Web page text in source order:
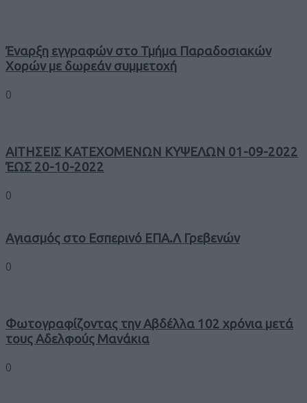
Έναρξη εγγραφών στο Τμήμα Παραδοσιακών
Χορών με δωρεάν συμμετοχή
0
ΑΙΤΗΣΕΙΣ ΚΑΤΕΧΟΜΕΝΩΝ ΚΥΨΕΛΩΝ 01-09-2022
ΈΩΣ 20-10-2022
0
Αγιασμός στο Εσπερινό ΕΠΑ.Λ Γρεβενών
0
Φωτογραφίζοντας την Αβδέλλα 102 χρόνια μετά
τους Αδελφούς Μανάκια
0